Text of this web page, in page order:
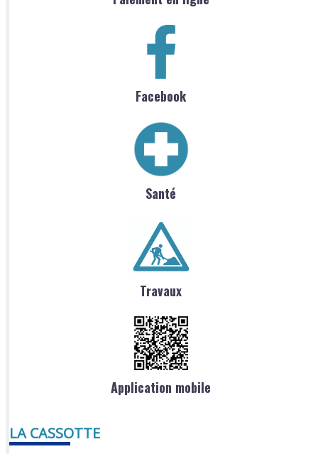
Facebook
Santé
Travaux
Application mobile
LA CASSOTTE